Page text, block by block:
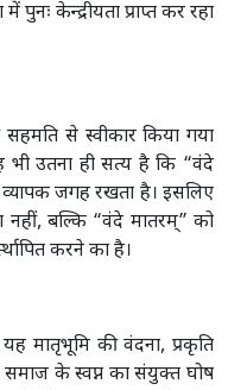
केन्द्रीयता प्राप्त कर रहा
से स्वीकार किया गया
भी उतना ही सत्य है कि “वंदे
जगह रखता है। इसलिए
नहीं, बल्कि “वंदे मातरम्” को
करने का है।
मातृभूमि की वंदना, प्रकृति
समाज के स्वप्न का संयुक्त घोष